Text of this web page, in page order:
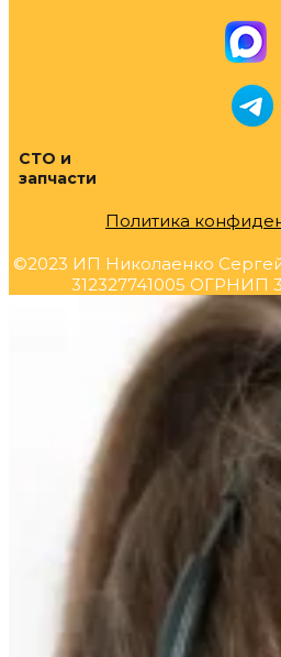
СТО и
запчасти
Политика
©2023 ИП Николаенко
312327741005 ОГРНИП